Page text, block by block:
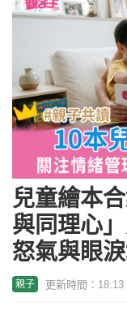
兒童繪本
與同理心
怒氣與眼
親子 更新時間：